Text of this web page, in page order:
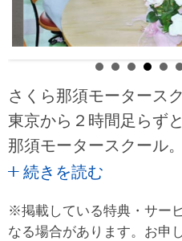
さくら那須モータース
東京から２時間足らず
那須モータースクール
（相部屋）プランから
たのスタイルに合わせ
続きを読む
※掲載している特典・サー
なる場合があります。お申